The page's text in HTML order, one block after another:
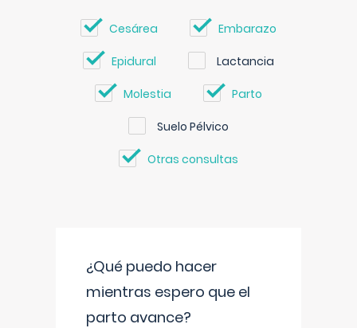
Cesárea Embarazo
Epidural Lactancia
Molestia Parto
Suelo Pélvico
Otras consultas
¿Qué puedo hacer
mientras espero que el
parto avance?